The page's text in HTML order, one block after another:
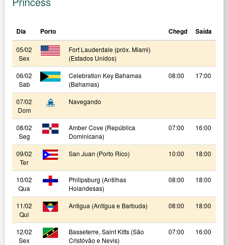
Dia Porto Chegd Saída
05/02
Sex
Fort Lauderdale (próx. Miami)
(Estados Unidos)
06/02
Sab
Celebration Key Bahamas
(Bahamas)
08:00 17:00
07/02
Dom
Navegando
08/02
Seg
Amber Cove (República
Dominicana)
07:00 16:00
09/02
Ter
San Juan (Porto Rico) 10:00 18:00
10/02
Qua
Philipsburg (Antilhas
Holandesas)
08:00 18:00
11/02
Qui
Antigua (Antígua e Barbuda) 08:00 18:00
12/02
Sex
Basseterre, Saint Kitts (São
Cristóvão e Nevis)
07:00 16:00